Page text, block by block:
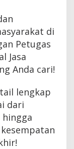
di
Petugas
Jasa
Anda cari!
lengkap
dari